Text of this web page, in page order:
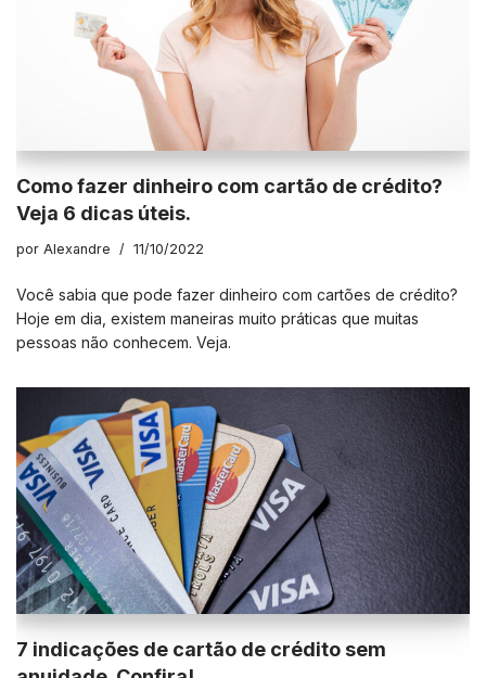
Como fazer dinheiro com cartão de crédito?
Veja 6 dicas úteis.
por Alexandre 11/10/2022
Você sabia que pode fazer dinheiro com cartões de crédito?
Hoje em dia, existem maneiras muito práticas que muitas
pessoas não conhecem. Veja.
7 indicações de cartão de crédito sem